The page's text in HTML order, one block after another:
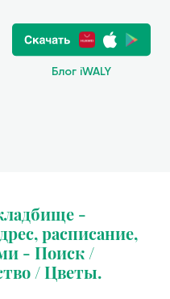
Блог iWALY
-
расписание,
- Поиск /
/ Цветы.